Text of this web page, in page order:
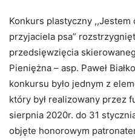
Konkurs plastyczny
przyjaciela psa”
przedsięwzięcia
Pieniężna – asp. Paweł
konkursu było jednym z
który był realizowany przez
sierpnia 2020r. do 31
objęte honorowym